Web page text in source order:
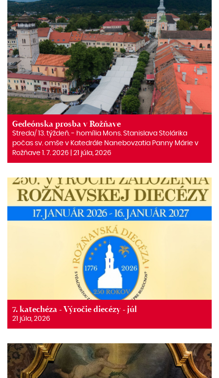
Gedeónska prosba v Rožňave
Streda/ 13. týždeň. ‒ homília Mons. Stanislava Stolárika
počas sv. omše v Katedrále Nanebovzatia Panny Márie v
Rožňave 1. 7. 2026 | 21 júla, 2026
7. katechéza - Výročie diecézy - júl
21 júla, 2026